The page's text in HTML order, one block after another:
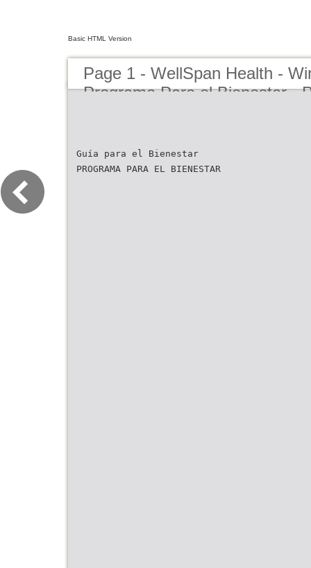
Basic HTML Version
Page 1 - WellSpan Health -
Programa Para el Bienestar -
Guía para el Bienestar
PROGRAMA PARA EL BIENESTAR